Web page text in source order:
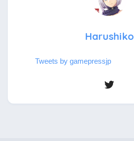
Harushiko
Tweets by gamepressjp